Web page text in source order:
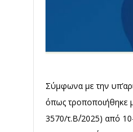
Σύμφωνα με την
όπως τροποποιήθηκε
3570/τ.Β΄/2025) από